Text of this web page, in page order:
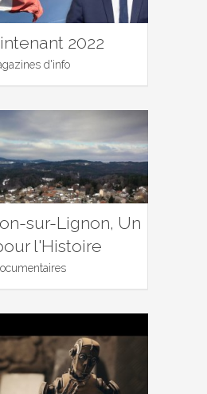
2022
d'info
sur-Lignon, Un
l'Histoire